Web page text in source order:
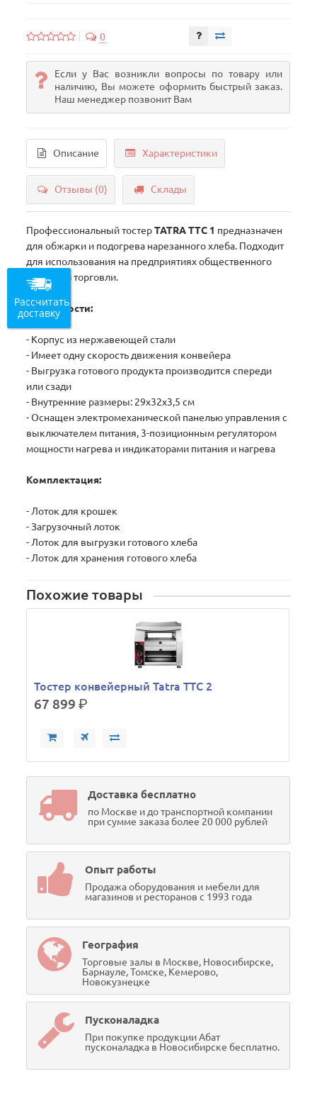
0
Если у Вас возникли вопросы по товару или
наличию, Вы можете оформить быстрый заказ.
Наш менеджер позвонит Вам
Описание Характеристики
Отзывы (0) Склады
Профессиональный тостерTATRA TTC 1 предназначен
для обжарки и подогрева нарезанного хлеба. Подходит
для использования на предприятиях общественного
питания и торговли.
Особенности:
- Корпус из нержавеющей стали
- Имеет одну скорость движения конвейера
- Выгрузка готового продукта производится спереди
или сзади
- Внутренние размеры: 29х32х3,5 см
- Оснащен электромеханической панелью управления с
выключателем питания, 3-позиционным регулятором
мощности нагрева и индикаторами питания и нагрева
Комплектация:
- Лоток для крошек
- Загрузочный лоток
- Лоток для выгрузки готового хлеба
- Лоток для хранения готового хлеба
Похожие товары
Тостер конвейерный Tatra TTC 2
67 899р.
Доставка бесплатно
по Москве и до транспортной компании
при сумме заказа более 20 000 рублей
Опыт работы
Продажа оборудования и мебели для
магазинов и ресторанов с 1993 года
География
Торговые залы в Москве, Новосибирске,
Барнауле, Томске, Кемерово,
Новокузнецке
Пусконаладка
При покупке продукции Абат
пусконаладка в Новосибирске бесплатно.
Рассчитать
доставку